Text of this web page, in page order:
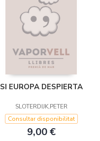
SI EUROPA DESPIERTA
SLOTERDIJK,PETER
Consultar disponibilitat
9,00 €